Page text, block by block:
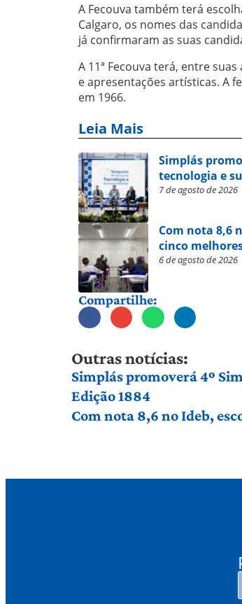
A Fecouva também terá
Calgaro, os nomes das
já confirmaram as suas
A 11ª Fecouva terá, entre
e apresentações artísticas. A
em 1966.
Leia Mais
Simplás
tecnologia e
7 de agosto de 2026
Com nota 8,6
cinco
6 de agosto de 2026
Compartilhe:
Outras notícias:
Simplás promoverá 4º
Edição 1884
Com nota 8,6 no Ideb,